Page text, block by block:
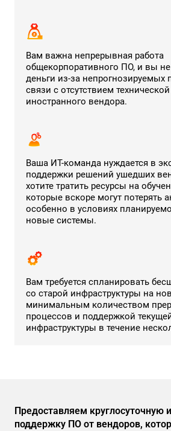
Вам важна непрерывная работа
общекорпоративного ПО, и вы не
деньги из-за непрогнозируемых
связи с отсутствием
иностранного вендора.
Ваша ИТ-команда нуждается в
поддержки решений ушедших
хотите тратить ресурсы на
которые вскоре могут потерять
особенно в условиях
новые системы.
Вам требуется спланировать
со старой инфраструктуры на
минимальным количеством
процессов и поддержкой
инфраструктуры в течение
Предоставляем круглосуточную
поддержку ПО от вендоров,